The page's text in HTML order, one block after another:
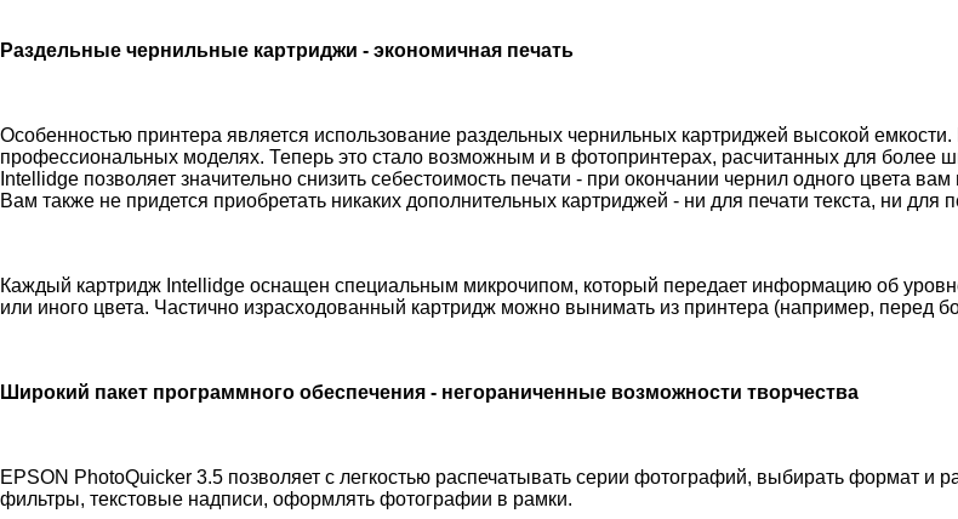
Раздельные чернильные картриджи - экономичная печать
Особенностью принтера является использование раздельных чернильных картриджей высокой
профессиональных моделях. Теперь это стало возможным и в фотопринтерах, расчитанных для более
Intellidge позволяет значительно снизить себестоимость печати - при окончании чернил одного цвета
Вам также не придется приобретать никаких дополнительных картриджей - ни для печати текста, ни для
Каждый картридж Intellidge оснащен специальным микрочипом, который передает информацию об
или иного цвета. Частично израсходованный картридж можно вынимать из принтера (например, перед
Широкий пакет программного обеспечения - негораниченные возможности творчества
EPSON PhotoQuicker 3.5 позволяет с легкостью распечатывать серии фотографий, выбирать формат
фильтры, текстовые надписи, оформлять фотографии в рамки.